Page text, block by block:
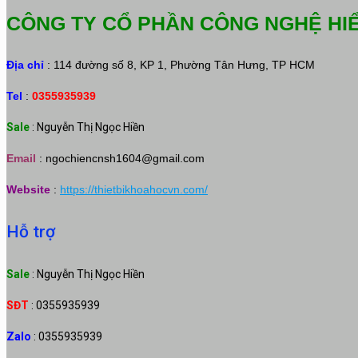
CÔNG TY CỔ PHẦN CÔNG NGHỆ
Địa chỉ : 114 đường số 8, KP 1, Phường Tân Hưng, TP HCM
Tel : 0355935939
Sale : Nguyễn Thị Ngọc Hiền
Email : ngochiencnsh1604@gmail.com
Website : https://thietbikhoahocvn.com/
Hỗ trợ
Sale : Nguyễn Thị Ngọc Hiền
SĐT : 0355935939
Zalo : 0355935939